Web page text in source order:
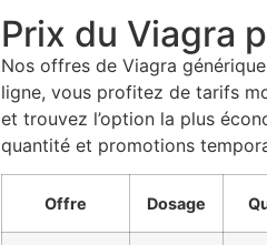
Prix du Viagra
Nos offres de Viagra
ligne, vous profitez de tarifs
et trouvez l’option la plus
quantité et promotions
Offre Dosage